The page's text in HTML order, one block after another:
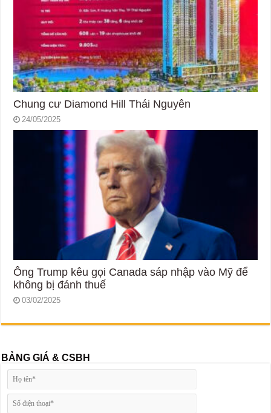
Chung cư Diamond Hill Thái Nguyên
24/05/2025
Ông Trump kêu gọi Canada sáp nhập vào Mỹ để
không bị đánh thuế
03/02/2025
BẢNG GIÁ & CSBH